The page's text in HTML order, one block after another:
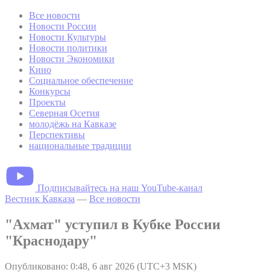
Все новости
Новости России
Новости Культуры
Новости политики
Новости Экономики
Кино
Социальное обеспечение
Конкурсы
Проекты
Северная Осетия
молодёжь на Кавказе
Перспективы
национальные традиции
Подписывайтесь на наш YouTube-канал
Вестник Кавказа — Все новости
"Ахмат" уступил в Кубке России
"Краснодару"
Опубликовано: 0:48, 6 авг 2026 (UTC+3 MSK)